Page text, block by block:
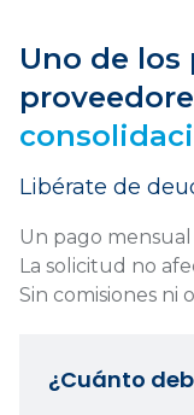
Uno de
Libérate de
Un pago
La solicitud no
Sin comisiones ni
¿Cuánto